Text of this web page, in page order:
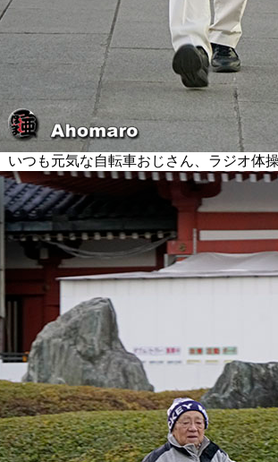
いつも元気な自転車おじさん、ラジオ